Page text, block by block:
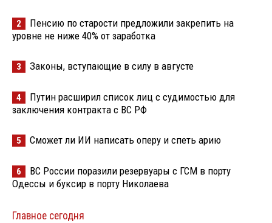
2
Пенсию по старости предложили закрепить на
уровне не ниже 40% от заработка
3 Законы, вступающие в силу в августе
4
Путин расширил список лиц с судимостью для
заключения контракта с ВС РФ
5 Сможет ли ИИ написать оперу и спеть арию
6
ВС России поразили резервуары с ГСМ в порту
Одессы и буксир в порту Николаева
Главное сегодня